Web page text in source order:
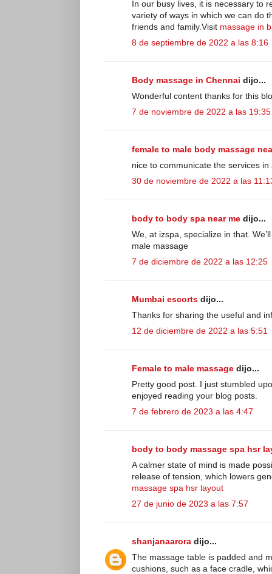
In our busy lives, it is necessary to
variety of ways in which we can do
friends and family.Visit massage in
8 de septiembre de 2022 a las 8:16
Body massage in Chennai dijo...
Wonderful content thanks for this
7 de noviembre de 2022 a las 19:35
female to male body massage
nice to communicate the services in
30 de noviembre de 2022 a las
body to body spa near me dijo...
We, at izspa, specialize in that.
male massage
7 de diciembre de 2022 a las 12:25
Mumbai escorts dijo...
Thanks for sharing the useful and
12 de diciembre de 2022 a las 5:51
Female to male massage dijo...
Pretty good post. I just stumbled
enjoyed reading your blog posts.
7 de febrero de 2023 a las 4:47
body to body massage spa hsr
A calmer state of mind is made
release of tension, which lowers
massage spa hsr layout
27 de junio de 2023 a las 7:57
shanjanaarora dijo...
The massage table is padded and
cushions, such as a face cradle,